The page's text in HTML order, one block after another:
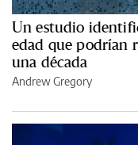
Un estudio
edad que podrían
una década
Andrew Gregory